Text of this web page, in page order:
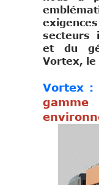
secteurs
et du
Vortex, le
Vortex :